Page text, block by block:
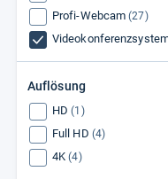
Profi-Webcam (27)
Auflösung
HD (1)
Full HD (4)
4K (4)